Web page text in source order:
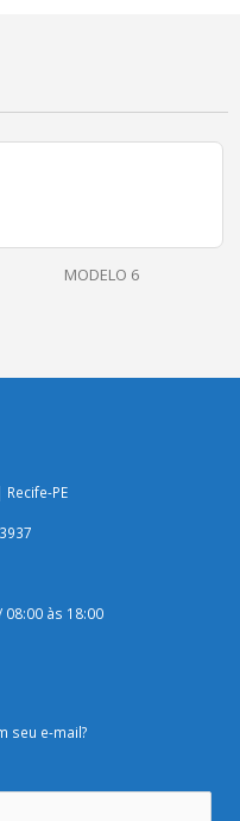
MODELO 6
PE
08:00 às 18:00
seu e-mail?